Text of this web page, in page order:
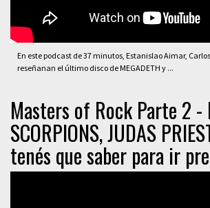
En este podcast de 37 minutos, Estanislao Aimar,
reseñanan el último disco de MEGADETH y ...
Masters of Rock Parte 2 -
SCORPIONS, JUDAS
tenés que saber para ir